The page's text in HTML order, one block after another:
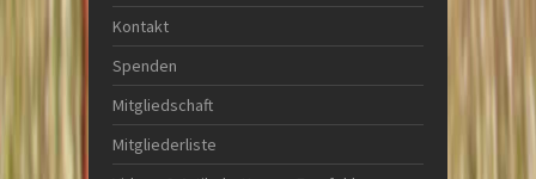
Kontakt
Spenden
Mitgliedschaft
Mitgliederliste